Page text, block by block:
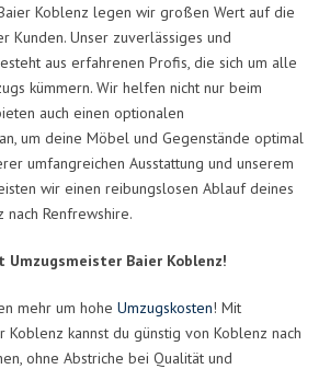
Koblenz legen wir großen Wert auf die
Kunden. Unser zuverlässiges und
aus erfahrenen Profis, die sich um alle
kümmern. Wir helfen nicht nur beim
auch einen optionalen
um deine Möbel und Gegenstände optimal
umfangreichen Ausstattung und unserem
wir einen reibungslosen Ablauf deines
nach Renfrewshire.
Baier Koblenz!
mehr um hohe Umzugskosten! Mit
Koblenz kannst du günstig von Koblenz nach
ohne Abstriche bei Qualität und